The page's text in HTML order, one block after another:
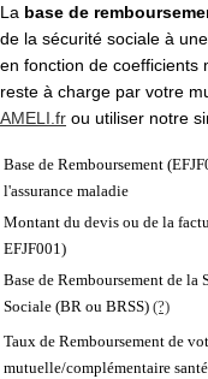
La base de
de la sécurité sociale à
en fonction de coefficients
reste à charge par votre
AMELI.fr ou utiliser notre
Base de Remboursement
l'assurance maladie
Montant du devis ou de la
EFJF001)
Base de Remboursement de la
Sociale (BR ou BRSS) (?)
Taux de Remboursement de
mutuelle/complémentaire santé